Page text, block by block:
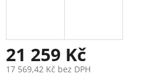
21 259 Kč
17 569,42 Kč bez DPH